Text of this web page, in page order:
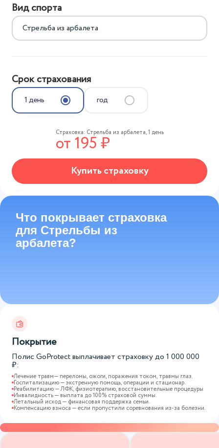
Вид спорта
Срок страхования
1 день год
Страховка: Стрельба из арбалета,1 день
от195₽
Купить страховку
Покрытие
Полис GoProtect выплачивает страховку до 1 000 000
₽:
Лечение травм— переломы, ожоги, поражения током, травмы глаз.
Госпитализацию — экстренную помощь, операции и стационар.
Реабилитацию — ЛФК, физиотерапию, восстановительные процедуры
Инвалидность — выплата до 100% страховой суммы.
Летальный исход — финансовая поддержка семьи.
Компенсацию взноса — если пропустили соревнования из-за болезни.
Что покрывает страховка
для Стрельбы из
арбалета?